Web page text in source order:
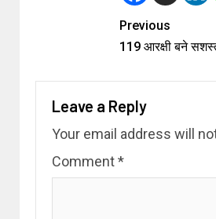
Previous
119 आरक्षी बने
Leave a Reply
Your email address will
Comment*